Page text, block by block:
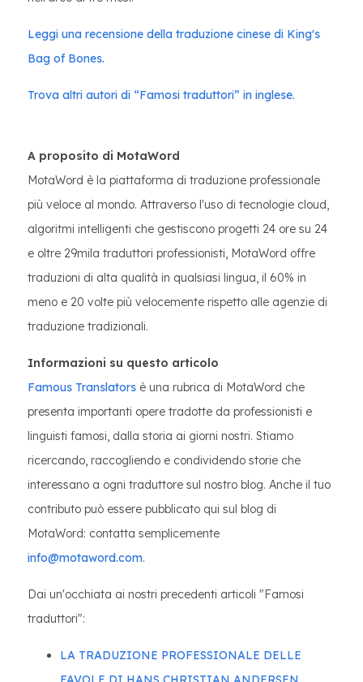
Leggi una recensione della traduzione cinese di King's
Bag of Bones.
Trova altri autori di “Famosi traduttori” in inglese.
A proposito di MotaWord
MotaWord è la piattaforma di traduzione professionale
più veloce al mondo. Attraverso l'uso di tecnologie cloud,
algoritmi intelligenti che gestiscono progetti 24 ore su 24
e oltre 29mila traduttori professionisti, MotaWord offre
traduzioni di alta qualità in qualsiasi lingua, il 60% in
meno e 20 volte più velocemente rispetto alle agenzie di
traduzione tradizionali.
Informazioni su questo articolo
Famous Translators è una rubrica di MotaWord che
presenta importanti opere tradotte da professionisti e
linguisti famosi, dalla storia ai giorni nostri. Stiamo
ricercando, raccogliendo e condividendo storie che
interessano a ogni traduttore sul nostro blog. Anche il tuo
contributo può essere pubblicato qui sul blog di
MotaWord: contatta semplicemente
info@motaword.com.
Dai un'occhiata ai nostri precedenti articoli "Famosi
traduttori":
LA TRADUZIONE PROFESSIONALE DELLE